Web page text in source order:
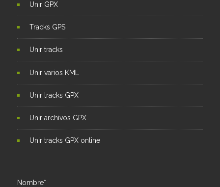
Unir GPX
Tracks GPS
Unir tracks
Unir varios KML
Unir tracks GPX
Unir archivos GPX
Unir tracks GPX online
Nombre*